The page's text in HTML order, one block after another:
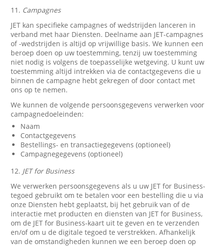
11. Campagnes
JET kan specifieke campagnes of wedstrijden lanceren in
verband met haar Diensten. Deelname aan JET-campagnes
of -wedstrijden is altijd op vrijwillige basis. We kunnen een
beroep doen op uw toestemming, tenzij uw toestemming
niet nodig is volgens de toepasselijke wetgeving. U kunt uw
toestemming altijd intrekken via de contactgegevens die u
binnen de campagne hebt gekregen of door contact met
ons op te nemen.
We kunnen de volgende persoonsgegevens verwerken voor
campagnedoeleinden:
Naam
Contactgegevens
Bestellings- en transactiegegevens (optioneel)
Campagnegegevens (optioneel)
12. JET for Business
We verwerken persoonsgegevens als u uw JET for Business-
tegoed gebruikt om te betalen voor een bestelling die u via
onze Diensten hebt geplaatst, bij het gebruik van of de
interactie met producten en diensten van JET for Business,
om de JET for Business-kaart uit te geven en te verzenden
en/of om u de digitale tegoed te verstrekken. Afhankelijk
van de omstandigheden kunnen we een beroep doen op